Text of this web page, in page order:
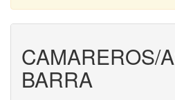
CAMAREROS/
BARRA